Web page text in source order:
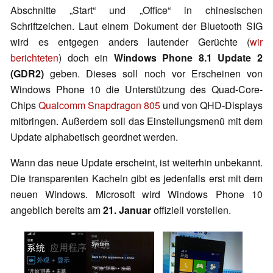
Abschnitte „Start“ und „Office“ in chinesischen
Schriftzeichen. Laut einem Dokument der Bluetooth SIG
wird es entgegen anders lautender Gerüchte (wir
berichteten) doch ein Windows Phone 8.1 Update 2
(GDR2) geben. Dieses soll noch vor Erscheinen von
Windows Phone 10 die Unterstützung des Quad-Core-
ChipsQualcomm Snapdragon 805 und von QHD-Displays
mitbringen. Außerdem soll das Einstellungsmenü mit dem
Update alphabetisch geordnet werden.
Wann das neue Update erscheint, ist weiterhin unbekannt.
Die transparenten Kacheln gibt es jedenfalls erst mit dem
neuen Windows. Microsoft wird Windows Phone 10
angeblich bereits am21. Januaroffiziell vorstellen.